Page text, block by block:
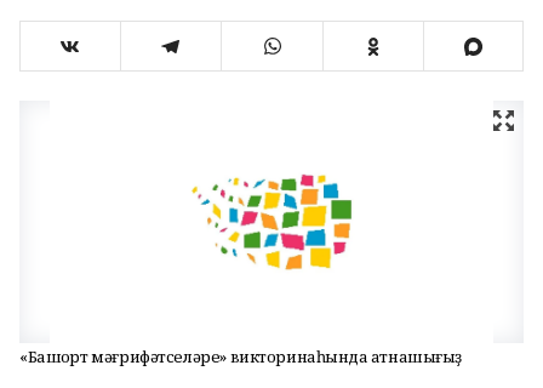
«Башҡорт мәғрифәтселәре» викторинаһында ҡатнашығыҙ